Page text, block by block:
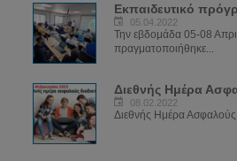
05.04.2022
Την εβδομάδα 05-08
πραγματοποιήθηκε...
08.02.2022
Διεθνής Ημέρα Ασφαλούς